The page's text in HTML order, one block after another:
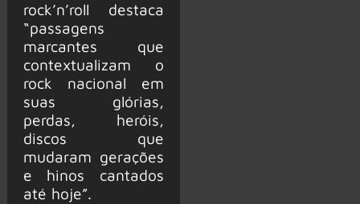
rock’n’roll destaca
“passagens
marcantes que
contextualizam o
rock nacional em
suas glórias,
perdas, heróis,
discos que
mudaram gerações
e hinos cantados
até hoje”.